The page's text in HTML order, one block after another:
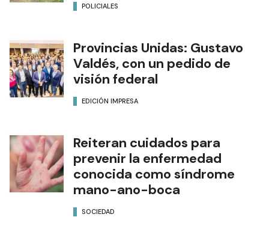
POLICIALES
Provincias Unidas: Gustavo
Valdés, con un pedido de
visión federal
EDICIÓN IMPRESA
Reiteran cuidados para
prevenir la enfermedad
conocida como síndrome
mano-ano-boca
SOCIEDAD